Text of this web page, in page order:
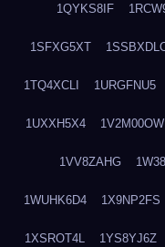
1QYKS8IF
1SFXG5XT
1TQ4XCLI 1URGFNU5
1UXXH5X4 1V2M00OW
1VV8ZAHG
1WUHK6D4 1X9NP2FS
1XSROT4L 1YS8YJ6Z